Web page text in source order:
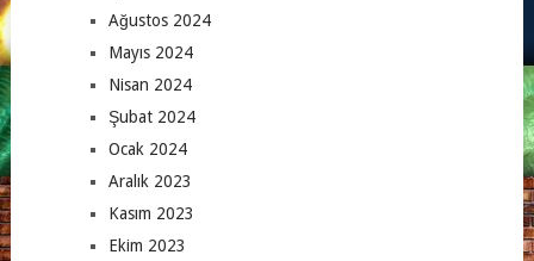
Ağustos 2024
Mayıs 2024
Nisan 2024
Şubat 2024
Ocak 2024
Aralık 2023
Kasım 2023
Ekim 2023